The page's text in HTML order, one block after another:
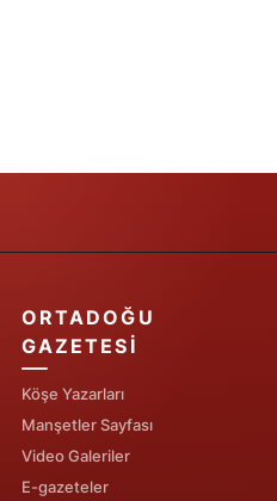
Yalova
Karabük
Kilis
Osmaniye
ORTADOĞU
GAZETESI
Köşe Yazarları
Manşetler Sayfası
Video Galeriler
E-gazeteler